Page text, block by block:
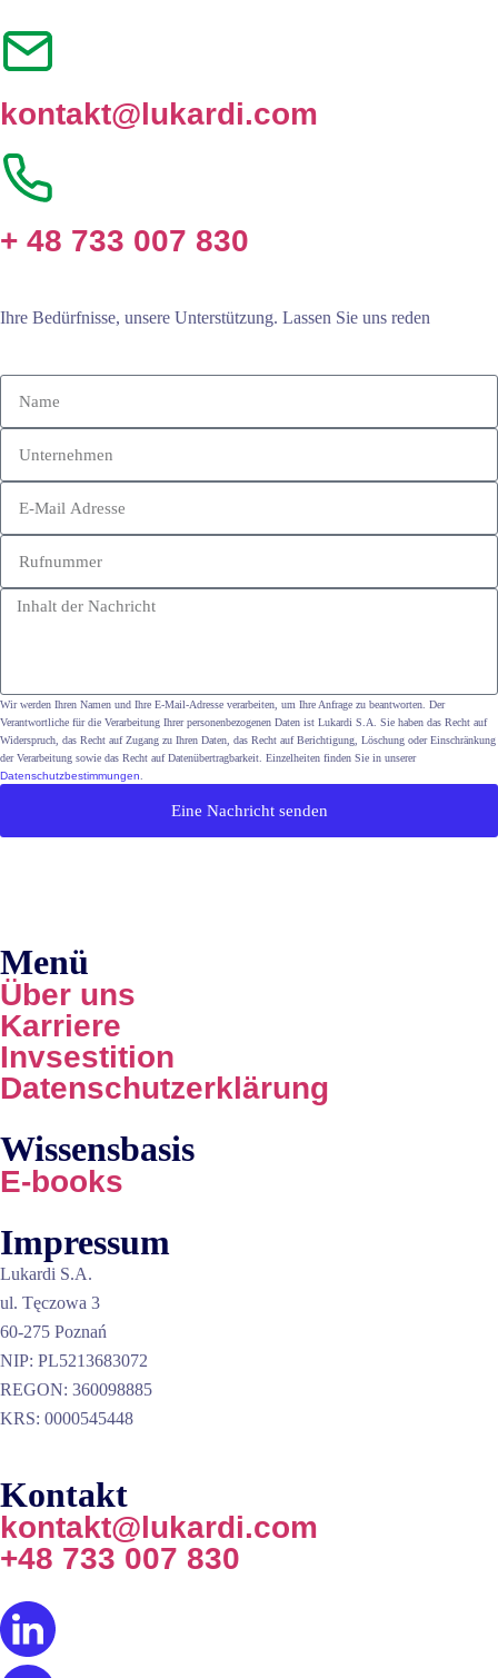
kontakt@lukardi.com
+ 48 733 007 830
Ihre Bedürfnisse, unsere Unterstützung. Lassen Sie uns reden
Wir werden Ihren Namen und Ihre E-Mail-Adresse verarbeiten, um Ihre Anfrage zu beantworten. Der
Verantwortliche für die Verarbeitung Ihrer personenbezogenen Daten ist Lukardi S.A. Sie haben das Recht auf
Widerspruch, das Recht auf Zugang zu Ihren Daten, das Recht auf Berichtigung, Löschung oder Einschränkung
der Verarbeitung sowie das Recht auf Datenübertragbarkeit. Einzelheiten finden Sie in unserer
Datenschutzbestimmungen
Eine Nachricht senden
Menü
Über uns
Karriere
Invsestition
Datenschutzerklärung
Wissensbasis
E-books
Impressum
Lukardi S.A.
ul. Tęczowa 3
60-275 Poznań
NIP: PL5213683072
REGON: 360098885
KRS: 0000545448
Kontakt
kontakt@lukardi.com
+48 733 007 830